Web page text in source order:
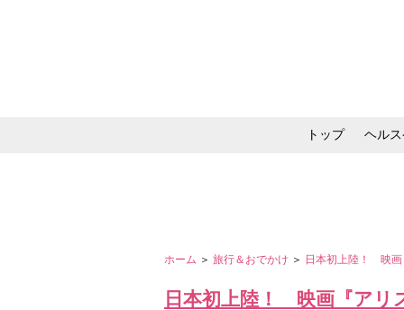
トップ ヘル
ホーム ＞ 旅行＆おでかけ ＞ 日本初上陸！ 映画
日本初上陸！ 映画『アリ